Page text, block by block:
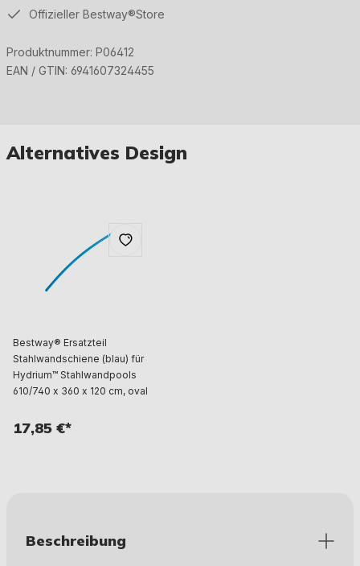
Offizieller Bestway®Store
Produktnummer: P06412
EAN / GTIN: 6941607324455
Alternatives Design
Bestway® Ersatzteil
Stahlwandschiene (blau) für
Hydrium™ Stahlwandpools
610/740 x 360 x 120 cm, oval
17,85 €*
Beschreibung